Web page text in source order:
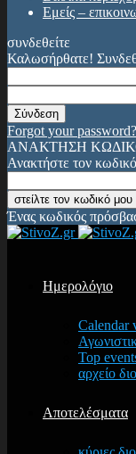
Εμείς –
συνδεθείτε
Καλωσήρθατε!
Forgot your
ΑΝΑΚΤΗΣΗ
Ανακτήστε τον
Ένας κωδικός
Ημερολόγιο
Calendar
Top
αρχείο
Αποτελέσματα